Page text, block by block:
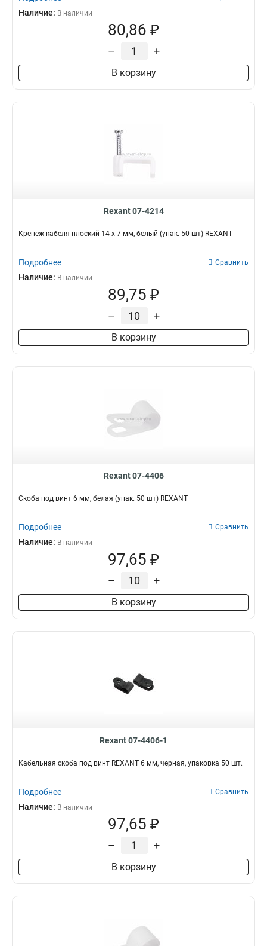
Наличие: В наличии
80,86 ₽
– +
В корзину
Rexant 07-4214
Крепеж кабеля плоский 14 х 7 мм, белый (упак. 50 шт) REXANT
Подробнее Сравнить
Наличие: В наличии
89,75 ₽
– +
В корзину
Rexant 07-4406
Скоба под винт 6 мм, белая (упак. 50 шт) REXANT
Подробнее Сравнить
Наличие: В наличии
97,65 ₽
– +
В корзину
Rexant 07-4406-1
Кабельная скоба под винт REXANT 6 мм, черная, упаковка 50 шт.
Подробнее Сравнить
Наличие: В наличии
97,65 ₽
– +
В корзину